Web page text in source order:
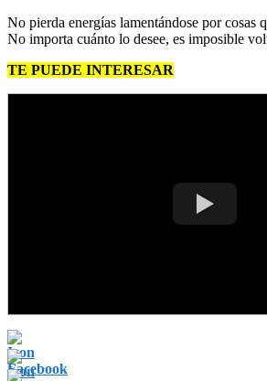
No pierda energías lamentándose por cosas
No importa cuánto lo desee, es imposible
TE PUEDE INTERESAR